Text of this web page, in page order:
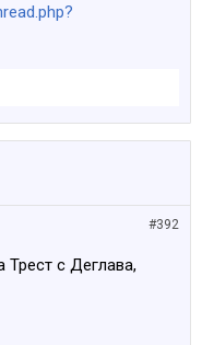
#392
Трест с Деглава,